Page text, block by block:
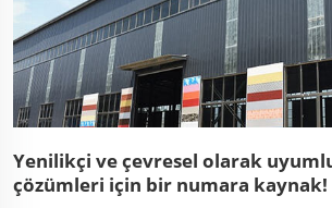
Yenilikçi ve çevresel olarak
çözümleri için bir numara kaynak!